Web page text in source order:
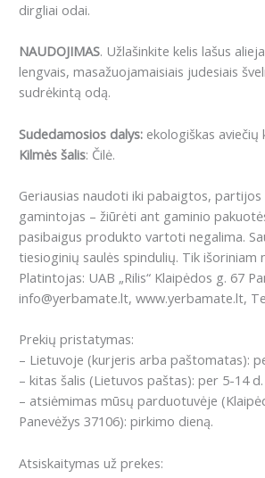
dirgliai odai.
NAUDOJIMAS. Užlašinkite kelis lašus
lengvais, masažuojamaisiais judesiais
sudrėkintą odą.
Sudedamosios dalys: ekologiškas aviečių
Kilmės šalis: Čilė.
Geriausias naudoti iki pabaigtos, partijos
gamintojas – žiūrėti ant gaminio
pasibaigus produkto vartoti negalima.
tiesioginių saulės spindulių. Tik išoriniam
Platintojas: UAB „Rilis“ Klaipėdos g. 67
info@yerbamate.lt, www.yerbamate.lt,
Prekių pristatymas:
– Lietuvoje (kurjeris arba paštomatas):
– kitas šalis (Lietuvos paštas): per 5-14 d.
– atsiėmimas mūsų parduotuvėje
Panevėžys 37106): pirkimo dieną.
Atsiskaitymas už prekes: